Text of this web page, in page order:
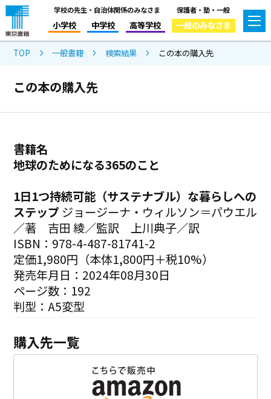
学校の先生・自治体関係のみなさま
小学校 中学校 高等学校
保護者・塾・一般
一般のみなさま
TOP 一般書籍 検索結果 この本の購入先
この本の購入先
書籍名
地球のためになる365のこと
1日1つ持続可能（サステナブル）な暮らしへの
ステップ ジョージーナ・ウィルソン＝パウエル
／著 吉田 綾／監訳 上川典子／訳
ISBN：978-4-487-81741-2
定価1,980円（本体1,800円＋税10%）
発売年月日：2024年08月30日
ページ数：192
判型：A5変型
購入先一覧